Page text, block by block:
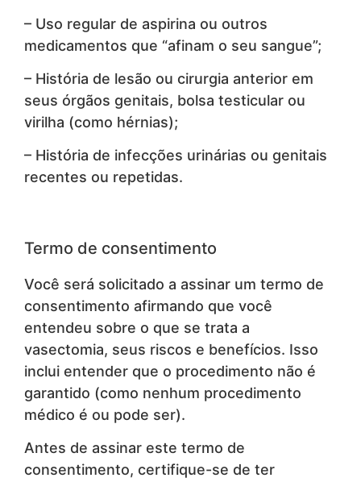
– Uso regular de aspirina ou outros
medicamentos que “afinam o seu sangue”;
– História de lesão ou cirurgia anterior em
seus órgãos genitais, bolsa testicular ou
virilha (como hérnias);
– História de infecções urinárias ou genitais
recentes ou repetidas.
Termo de consentimento
Você será solicitado a assinar um termo de
consentimento afirmando que você
entendeu sobre o que se trata a
vasectomia, seus riscos e benefícios. Isso
inclui entender que o procedimento não é
garantido (como nenhum procedimento
médico é ou pode ser).
Antes de assinar este termo de
consentimento, certifique-se de ter